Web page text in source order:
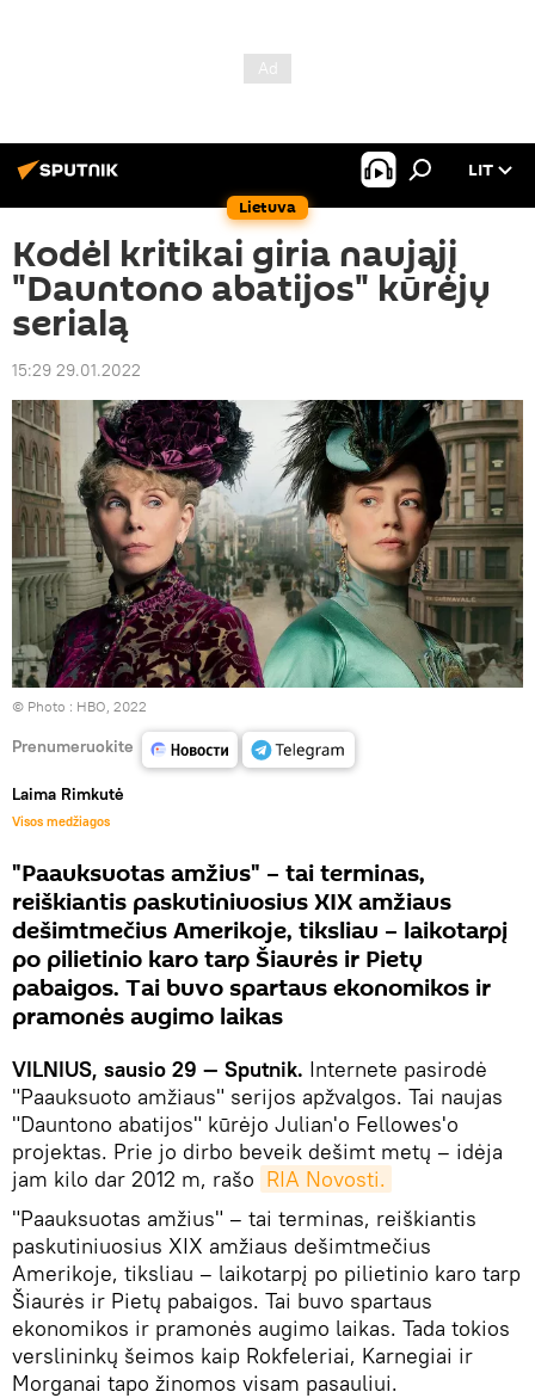
Lietuva
LIT
Kodėl kritikai giria naująjį
"Dauntono abatijos" kūrėjų
serialą
15:29 29.01.2022
© Photo : HBO, 2022
Prenumeruokite
Laima Rimkutė
Visos medžiagos
"Paauksuotas amžius" – tai terminas,
reiškiantis paskutiniuosius XIX amžiaus
dešimtmečius Amerikoje, tiksliau – laikotarpį
po pilietinio karo tarp Šiaurės ir Pietų
pabaigos. Tai buvo spartaus ekonomikos ir
pramonės augimo laikas
VILNIUS, sausio 29 — Sputnik. Internete pasirodė
"Paauksuoto amžiaus" serijos apžvalgos. Tai naujas
"Dauntono abatijos" kūrėjo Julian'o Fellowes'o
projektas. Prie jo dirbo beveik dešimt metų – idėja
jam kilo dar 2012 m, rašo RIA Novosti.
"Paauksuotas amžius" – tai terminas, reiškiantis
paskutiniuosius XIX amžiaus dešimtmečius
Amerikoje, tiksliau – laikotarpį po pilietinio karo tarp
Šiaurės ir Pietų pabaigos. Tai buvo spartaus
ekonomikos ir pramonės augimo laikas. Tada tokios
verslininkų šeimos kaip Rokfeleriai, Karnegiai ir
Morganai tapo žinomos visam pasauliui.